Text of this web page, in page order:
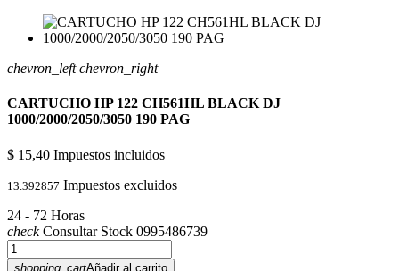
chevron_left chevron_right
CARTUCHO HP 122 CH561HL BLACK DJ
1000/2000/2050/3050 190 PAG
$ 15,40 Impuestos incluidos
13.392857 Impuestos excluidos
24 - 72 Horas
checkConsultar Stock 0995486739
shopping_cartAñadir al carrito